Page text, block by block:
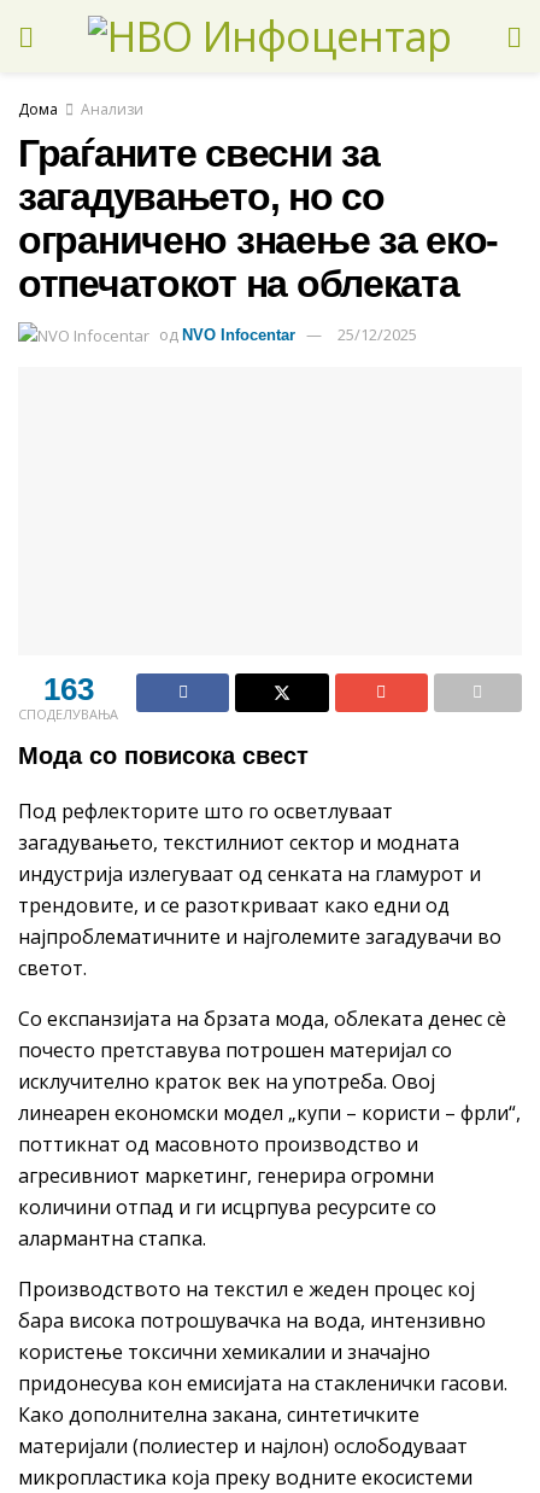
Дома Анализи
Граѓаните свесни за
загадувањето, но со
ограничено знаење за еко-
отпечатокот на облеката
од NVO Infocentar 25/12/2025
163
СПОДЕЛУВАЊА
Мода со повисока свест
Под рефлекторите што го осветлуваат
загадувањето, текстилниот сектор и модната
индустрија излегуваат од сенката на гламурот и
трендовите, и се разоткриваат како едни од
најпроблематичните и најголемите загадувачи во
светот.
Со експанзијата на брзата мода, облеката денес сè
почесто претставува потрошен материјал со
исклучително краток век на употреба. Овој
линеарен економски модел „купи – користи – фрли“,
поттикнат од масовното производство и
агресивниот маркетинг, генерира огромни
количини отпад и ги исцрпува ресурсите со
алармантна стапка.
Производството на текстил е жеден процес кој
бара висока потрошувачка на вода, интензивно
користење токсични хемикалии и значајно
придонесува кон емисијата на стакленички гасови.
Како дополнителна закана, синтетичките
материјали (полиестер и најлон) ослободуваат
микропластика која преку водните екосистеми